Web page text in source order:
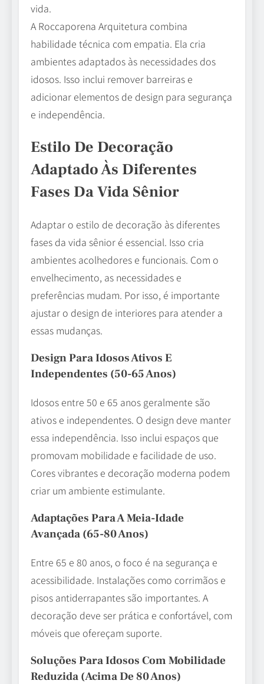
vida.
A Roccaporena Arquitetura combina
habilidade técnica com empatia. Ela cria
ambientes adaptados às necessidades dos
idosos. Isso inclui remover barreiras e
adicionar elementos de design para segurança
e independência.
Estilo De Decoração
Adaptado Às Diferentes
Fases Da Vida Sênior
Adaptar o estilo de decoração às diferentes
fases da vida sênior é essencial. Isso cria
ambientes acolhedores e funcionais. Com o
envelhecimento, as necessidades e
preferências mudam. Por isso, é importante
ajustar o design de interiores para atender a
essas mudanças.
Design Para Idosos Ativos E
Independentes (50-65 Anos)
Idosos entre 50 e 65 anos geralmente são
ativos e independentes. O design deve manter
essa independência. Isso inclui espaços que
promovam mobilidade e facilidade de uso.
Cores vibrantes e decoração moderna podem
criar um ambiente estimulante.
Adaptações Para A Meia-Idade
Avançada (65-80 Anos)
Entre 65 e 80 anos, o foco é na segurança e
acessibilidade. Instalações como corrimãos e
pisos antiderrapantes são importantes. A
decoração deve ser prática e confortável, com
móveis que ofereçam suporte.
Soluções Para Idosos Com Mobilidade
Reduzida (acima De 80 Anos)